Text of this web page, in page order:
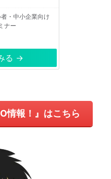
・中小企業向け
ナー
る →
情報！』はこちら